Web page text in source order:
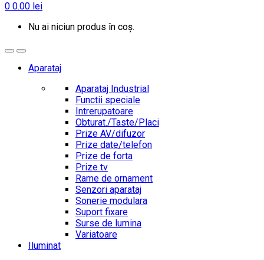
0 0.00 lei
Nu ai niciun produs în coș.
Aparataj
Aparataj Industrial
Functii speciale
Intrerupatoare
Obturat./Taste/Placi
Prize AV/difuzor
Prize date/telefon
Prize de forta
Prize tv
Rame de ornament
Senzori aparataj
Sonerie modulara
Suport fixare
Surse de lumina
Variatoare
Iluminat